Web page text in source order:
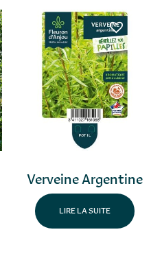
Verveine Argentine
LIRE LA SUITE